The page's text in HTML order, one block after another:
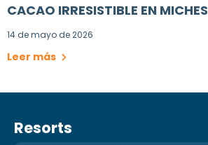
CACAO IRRESISTIBLE EN MICHES
14 de mayo de 2026
Leer más
Resorts